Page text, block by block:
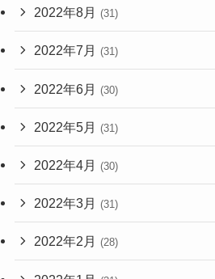
2022年8月 (31)
2022年7月 (31)
2022年6月 (30)
2022年5月 (31)
2022年4月 (30)
2022年3月 (31)
2022年2月 (28)